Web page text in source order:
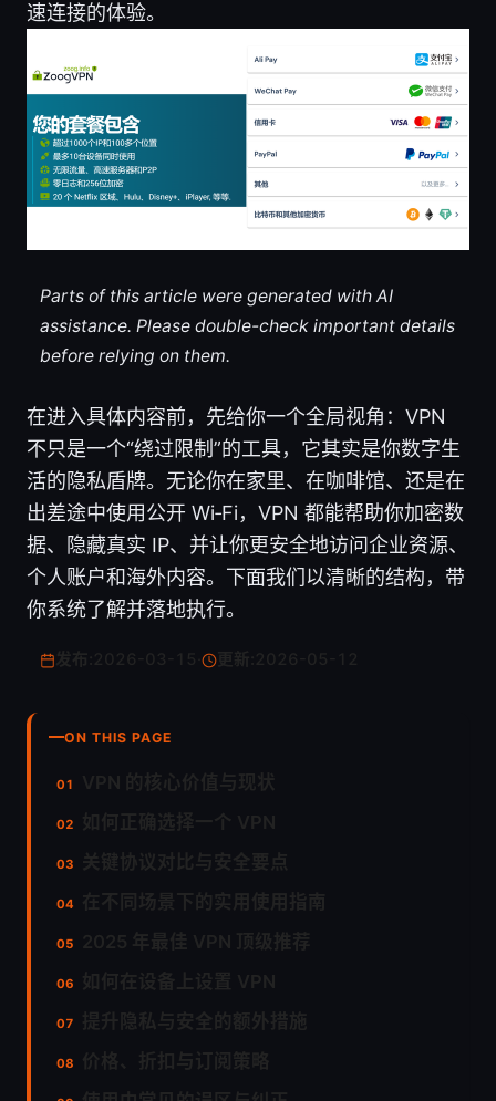
速连接的体验。
Parts of this article were generated with AI
assistance. Please double-check important details
before relying on them.
在进入具体内容前，先给你一个全局视角：VPN
不只是一个“绕过限制”的工具，它其实是你数字生
活的隐私盾牌。无论你在家里、在咖啡馆、还是在
出差途中使用公开 Wi‑Fi，VPN 都能帮助你加密数
据、隐藏真实 IP、并让你更安全地访问企业资源、
个人账户和海外内容。下面我们以清晰的结构，带
你系统了解并落地执行。
更新:
ON THIS PAGE